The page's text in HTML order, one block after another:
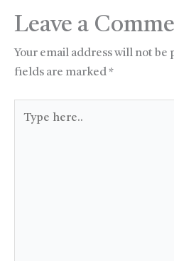
Leave a
Your email address will not be
fields are marked*
here..